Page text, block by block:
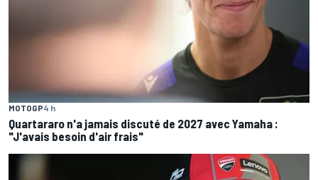
MOTOGP4 h
Quartararo n'a jamais discuté de 2027 avec Yamaha :
"J'avais besoin d'air frais"